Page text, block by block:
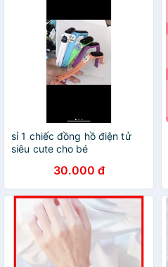
sỉ 1 chiếc đồng hồ điện tử
siêu cute cho bé
30.000 đ